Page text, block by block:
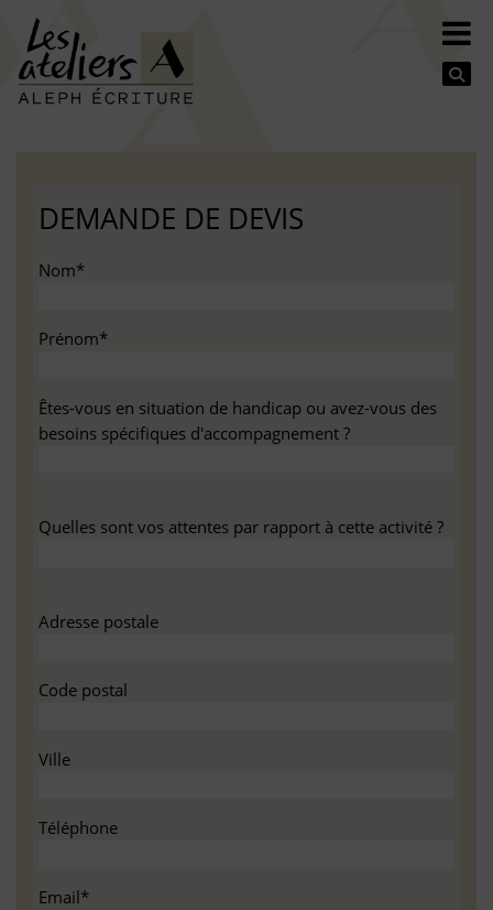
DEMANDE DE DEVIS
Nom*
Prénom*
Êtes-vous en situation de handicap ou avez-vous des
besoins spécifiques d'accompagnement ?
Quelles sont vos attentes par rapport à cette activité ?
Adresse postale
Code postal
Ville
Téléphone
Email*